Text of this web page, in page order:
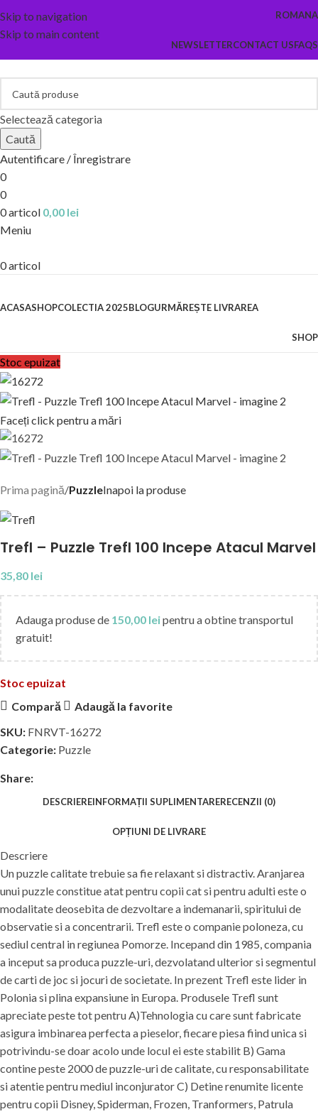
Skip to navigation
Skip to main content
ROMANA
NEWSLETTERCONTACT USFAQS
Selectează categoria
Caută
Autentificare / Înregistrare
0
0
0articol 0,00 lei
Meniu
0articol
ACASASHOPCOLECTIA 2025BLOGURMĂREȘTE LIVRAREA
SHOP
Stoc epuizat
Faceți click pentru a mări
Prima pagină PuzzleInapoi la produse
Trefl – Puzzle Trefl 100 Incepe Atacul Marvel
35,80 lei
Adauga produse de 150,00 leipentru a obtine transportul
gratuit!
Stoc epuizat
Compară
Adaugă la favorite
SKU: FNRVT-16272
Categorie: Puzzle
Share:
DESCRIEREINFORMAȚII SUPLIMENTARERECENZII (0)
OPȚIUNI DE LIVRARE
Descriere
Un puzzle calitate trebuie sa fie relaxant si distractiv. Aranjarea
unui puzzle constitue atat pentru copii cat si pentru adulti este o
modalitate deosebita de dezvoltare a indemanarii, spiritului de
observatie si a concentrarii. Trefl este o companie poloneza, cu
sediul central in regiunea Pomorze. Incepand din 1985, compania
a inceput sa produca puzzle-uri, dezvolatand ulterior si segmentul
de carti de joc si jocuri de societate. In prezent Trefl este lider in
Polonia si plina expansiune in Europa. Produsele Trefl sunt
apreciate peste tot pentru A)Tehnologia cu care sunt fabricate
asigura imbinarea perfecta a pieselor, fiecare piesa fiind unica si
potrivindu-se doar acolo unde locul ei este stabilit B) Gama
contine peste 2000 de puzzle-uri de calitate, cu responsabilitate
si atentie pentru mediul inconjurator C) Detine renumite licente
pentru copii Disney, Spiderman, Frozen, Tranformers, Patrula